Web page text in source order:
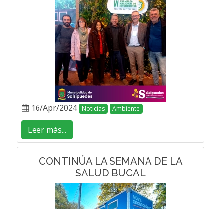
16/Apr/2024 Noticias Ambiente
Leer más...
CONTINÚA LA SEMANA DE LA
SALUD BUCAL